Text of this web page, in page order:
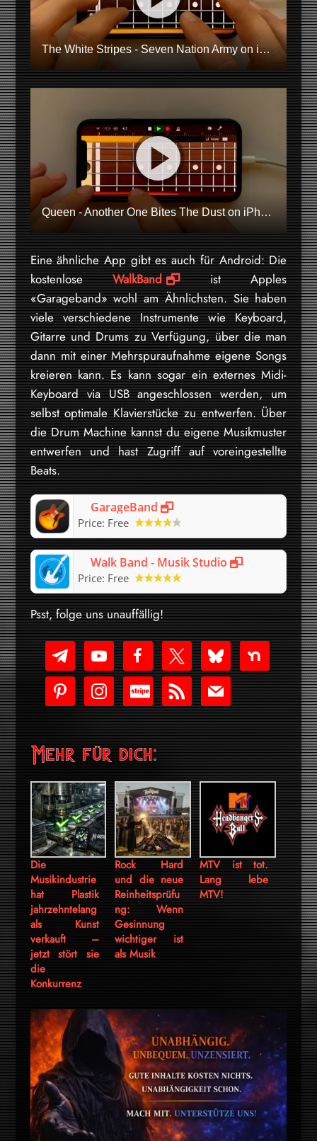
The White Stripes - Seven Nation Army on iPhone (GarageBand)
Queen - Another One Bites The Dust on iPhone (GarageBand)
Eine ähnliche App gibt es auch für Android: Die
kostenloseWalkBand
ist Apples
«Garageband» wohl am Ähnlichsten. Sie haben
viele verschiedene Instrumente wie Keyboard,
Gitarre und Drums zu Verfügung, über die man
dann mit einer Mehrspuraufnahme eigene Songs
kreieren kann. Es kann sogar ein externes Midi-
Keyboard via USB angeschlossen werden, um
selbst optimale Klavierstücke zu entwerfen. Über
die Drum Machine kannst du eigene Musikmuster
entwerfen und hast Zugriff auf voreingestellte
Beats.
GarageBand
Price: Free
Walk Band - Musik Studio
Price: Free
Psst, folge uns unauffällig!
telegramyoutube-
play
facebookx blueskynextdoor
pinterest instagram
cc-
stripe
rss mail
Mehr für dich:
Die
Musikindustrie
hat Plastik
jahrzehntelang
als Kunst
verkauft –
jetzt stört sie
die
Konkurrenz
Rock Hard
und die neue
Reinheitsprüfu
ng: Wenn
Gesinnung
wichtiger ist
als Musik
MTV ist tot.
Lang lebe
MTV!